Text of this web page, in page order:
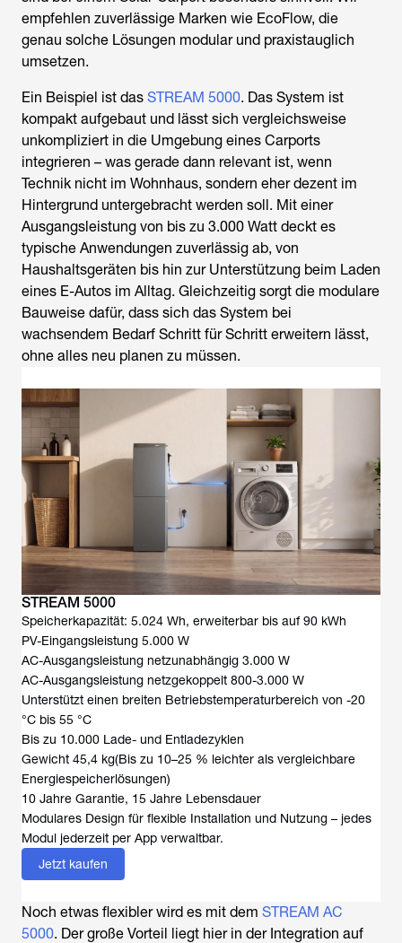
empfehlen zuverlässige Marken wie EcoFlow, die
genau solche Lösungen modular und praxistauglich
umsetzen.
Ein Beispiel ist das STREAM 5000. Das System ist
kompakt aufgebaut und lässt sich vergleichsweise
unkompliziert in die Umgebung eines Carports
integrieren – was gerade dann relevant ist, wenn
Technik nicht im Wohnhaus, sondern eher dezent im
Hintergrund untergebracht werden soll. Mit einer
Ausgangsleistung von bis zu 3.000 Watt deckt es
typische Anwendungen zuverlässig ab, von
Haushaltsgeräten bis hin zur Unterstützung beim Laden
eines E-Autos im Alltag. Gleichzeitig sorgt die modulare
Bauweise dafür, dass sich das System bei
wachsendem Bedarf Schritt für Schritt erweitern lässt,
ohne alles neu planen zu müssen.
STREAM 5000
Speicherkapazität: 5.024 Wh, erweiterbar bis auf 90 kWh
PV-Eingangsleistung 5.000 W
AC-Ausgangsleistung netzunabhängig 3.000 W
AC-Ausgangsleistung netzgekoppelt 800-3.000 W
Unterstützt einen breiten Betriebstemperaturbereich von -20
°C bis 55 °C
Bis zu 10.000 Lade- und Entladezyklen
Gewicht 45,4 kg(Bis zu 10–25 % leichter als vergleichbare
Energiespeicherlösungen)
10 Jahre Garantie, 15 Jahre Lebensdauer
Modulares Design für flexible Installation und Nutzung – jedes
Modul jederzeit per App verwaltbar.
Jetzt kaufen
Noch etwas flexibler wird es mit dem STREAM AC
5000. Der große Vorteil liegt hier in der Integration auf